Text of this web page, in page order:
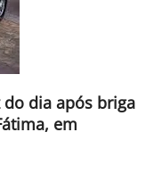
dia após briga
em